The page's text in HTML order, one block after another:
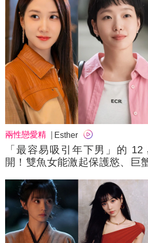
兩性戀愛精 Esther
「最容易吸引年下男」的
開！雙魚女能激起保護慾、巨